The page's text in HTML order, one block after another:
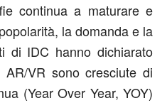
continua a maturare e
la domanda e la
di IDC hanno dichiarato
VR sono cresciute di
(Year Over Year, YOY)